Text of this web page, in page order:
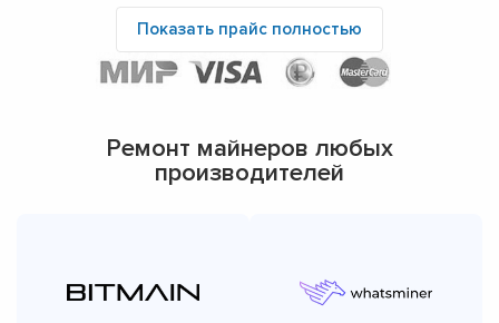
Показать прайс полностью
Ремонт майнеров любых
производителей